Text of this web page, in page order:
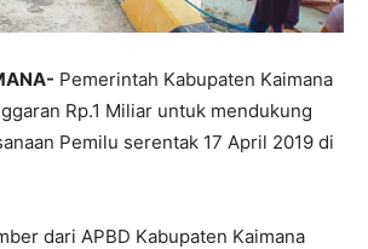
Pemerintah Kabupaten Kaimana
Rp.1 Miliar untuk mendukung
Pemilu serentak 17 April 2019 di
dari APBD Kabupaten Kaimana